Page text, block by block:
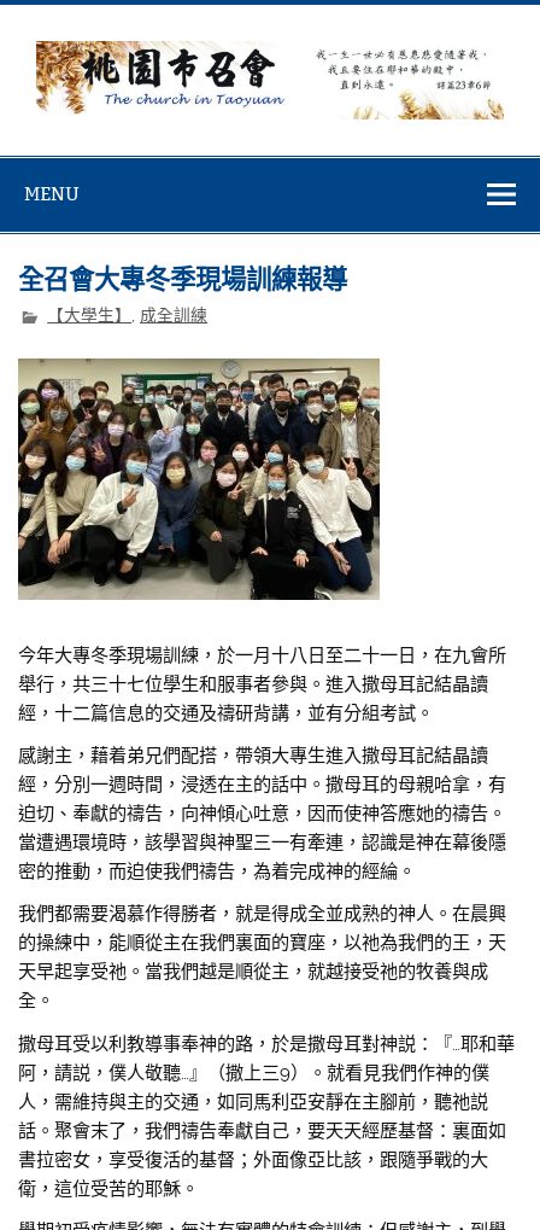
Skip
content
MENU
全召會大專冬季現場訓練報導
【大學生】 , 成全訓練
今年大專冬季現場訓練，於一月十八日至二十一日，在九會所
舉行，共三十七位學生和服事者參與。進入撒母耳記結晶讀
經，十二篇信息的交通及禱研背講，並有分組考試。
感謝主，藉着弟兄們配搭，帶領大專生進入撒母耳記結晶讀
經，分別一週時間，浸透在主的話中。撒母耳的母親哈拿，有
迫切、奉獻的禱告，向神傾心吐意，因而使神答應她的禱告。
當遭遇環境時，該學習與神聖三一有牽連，認識是神在幕後隱
密的推動，而迫使我們禱告，為着完成神的經綸。
我們都需要渴慕作得勝者，就是得成全並成熟的神人。在晨興
的操練中，能順從主在我們裏面的寶座，以祂為我們的王，天
天早起享受祂。當我們越是順從主，就越接受祂的牧養與成
全。
撒母耳受以利教導事奉神的路，於是撒母耳對神説：『…耶和華
阿，請説，僕人敬聽…』（撒上三9）。就看見我們作神的僕
人，需維持與主的交通，如同馬利亞安靜在主腳前，聽祂説
話。聚會末了，我們禱告奉獻自己，要天天經歷基督：裏面如
書拉密女，享受復活的基督；外面像亞比該，跟隨爭戰的大
衛，這位受苦的耶穌。